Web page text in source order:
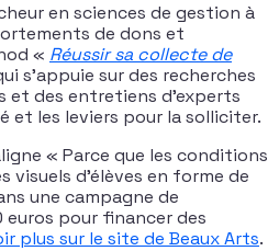
en sciences de gestion à
de dons et
« Réussir sa collecte de
s’appuie sur des recherches
et des entretiens d’experts
et les leviers pour la solliciter.
« Parce que les conditions
d’élèves en forme de
une campagne de
pour financer des
plus sur le site de Beaux Arts.